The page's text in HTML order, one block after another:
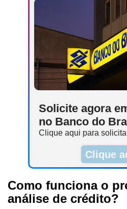
Solicite agora
no Banco do
Clique aqui para
Clique
Como funciona o
análise de crédito?